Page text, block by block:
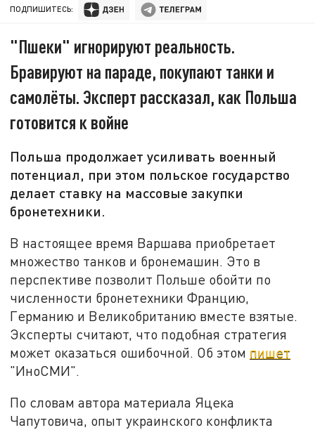
ПОДПИШИТЕСЬ:
"Пшеки" игнорируют реальность.
Бравируют на параде, покупают танки и
самолёты. Эксперт рассказал, как Польша
готовится к войне
Польша продолжает усиливать военный
потенциал, при этом польское государство
делает ставку на массовые закупки
бронетехники.
В настоящее время Варшава приобретает
множество танков и бронемашин. Это в
перспективе позволит Польше обойти по
численности бронетехники Францию,
Германию и Великобританию вместе взятые.
Эксперты считают, что подобная стратегия
может оказаться ошибочной. Об этом пишет
"ИноСМИ".
По словам автора материала Яцека
Чапутовича, опыт украинского конфликта